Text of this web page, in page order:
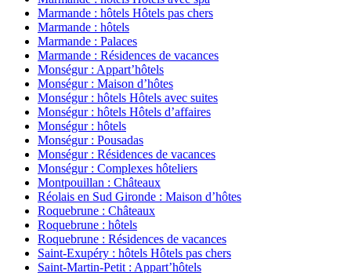
Marmande : hôtels Hôtels pas chers
Marmande : hôtels
Marmande : Palaces
Marmande : Résidences de vacances
Monségur : Appart’hôtels
Monségur : Maison d’hôtes
Monségur : hôtels Hôtels avec suites
Monségur : hôtels Hôtels d’affaires
Monségur : hôtels
Monségur : Pousadas
Monségur : Résidences de vacances
Monségur : Complexes hôteliers
Montpouillan : Châteaux
Réolais en Sud Gironde : Maison d’hôtes
Roquebrune : Châteaux
Roquebrune : hôtels
Roquebrune : Résidences de vacances
Saint-Exupéry : hôtels Hôtels pas chers
Saint-Martin-Petit : Appart’hôtels